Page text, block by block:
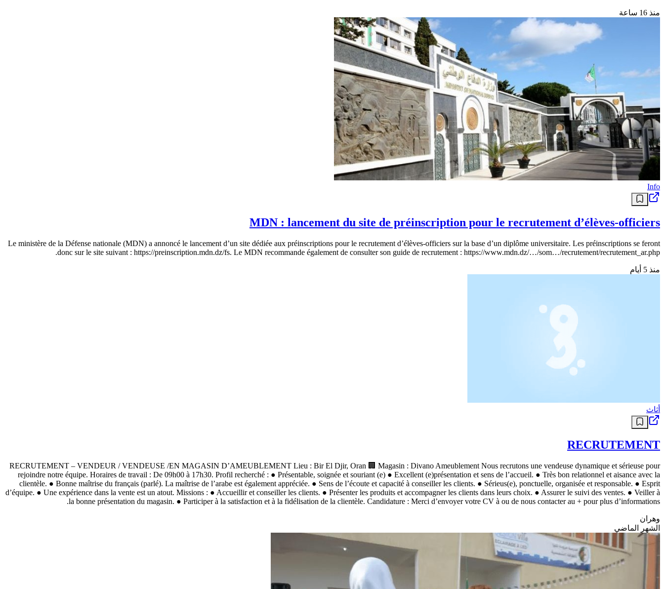
منذ 16 ساعة
Info
MDN : lancement du site de préinscription pour le recrutement d’élèves-officiers
Le ministère de la Défense nationale (MDN) a annoncé le lancement d’un site dédiée aux préinscriptions pour le recrutement d’élèves-officiers sur la base d’un diplôme universitaire. Les préinscriptions se feront
donc sur le site suivant : https://preinscription.mdn.dz/fs. Le MDN recommande également de consulter son guide de recrutement : https://www.mdn.dz/…/som…/recrutement/recrutement_ar.php.
منذ 5 أيام
أثاث
RECRUTEMENT
RECRUTEMENT – VENDEUR / VENDEUSE /EN MAGASIN D’AMEUBLEMENT Lieu : Bir El Djir, Oran 🏢 Magasin : Divano Ameublement Nous recrutons une vendeuse dynamique et sérieuse pour
rejoindre notre équipe. Horaires de travail : De 09h00 à 17h30. Profil recherché : ● Présentable, soignée et souriant (e) ● Excellent (e)présentation et sens de l’accueil. ● Très bon relationnel et aisance avec la
clientèle. ● Bonne maîtrise du français (parlé). La maîtrise de l’arabe est également appréciée. ● Sens de l’écoute et capacité à conseiller les clients. ● Sérieus(e), ponctuelle, organisée et responsable. ● Esprit
d’équipe. ● Une expérience dans la vente est un atout. Missions : ● Accueillir et conseiller les clients. ● Présenter les produits et accompagner les clients dans leurs choix. ● Assurer le suivi des ventes. ● Veiller à
la bonne présentation du magasin. ● Participer à la satisfaction et à la fidélisation de la clientèle. Candidature : Merci d’envoyer votre CV à ou de nous contacter au + pour plus d’informations.
وهران
الشهر الماضي